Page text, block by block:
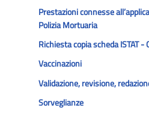
Prestazioni connesse
Polizia Mortuaria
Richiesta copia scheda ISTAT
Vaccinazioni
Validazione, revisione,
Sorveglianze